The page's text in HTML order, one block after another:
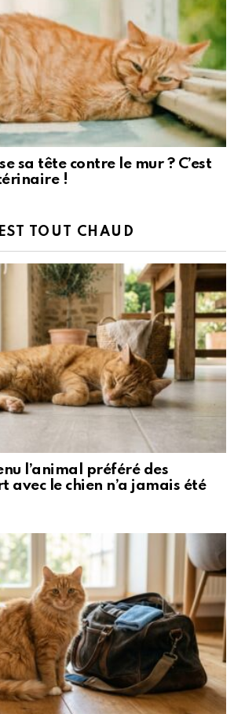
sa tête contre le mur ? C’est
!
TOUT CHAUD
l’animal préféré des
avec le chien n’a jamais été